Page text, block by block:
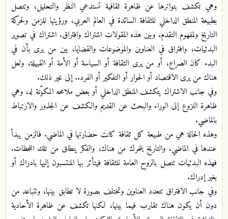
وهي تكشف بتواترها عن ظاهرة ثقافية تستدعي النظر والتحليل، وتتصل
بطبيعة المنطق الداخلي للثقافة السائدة في العالم العربي، ورؤيتها للزمن ولحركة
التاريخ ولمفهوم التقدم. وبين هذه المقولات اشتراك وافتراق. اشتراك في تصوير
البدئيات، وافتراق في العناوين والموضوعات والقضايا، بين من يرى بأن في
البدء كان الصراع، أو من يرى الثقافة أو السياسة أو الأمة أو القبيلة، ولعل
هناك من يرى الاقتصاد أو الحوار أو التفكير أو الفرد.. إلى غير ذلك.
وفي جانب الاشتراك يتكشف المنطق الداخلي أو بعض ملامحه المكوّنة له، وهي
ظاهرة النزوع إلى الوراء والبحث عن القديم والكشف عن الجذور والارتباط
بالماضي.
وهذه الحالة هي من طبيعة كل ثقافة كانت حضارتها في الماضي. فالزمن يبدأ
عندها في الماضي، والتاريخ يتحرك من هناك، والفكر ينطلق من تلك اللحظات.
فهذه البدئيات تتصل بالروح العامة للثقافة فيتأثر بها المنتسبون إليها بادراك أو
بغير إدراك.
وفي جانب الافتراق تتعدد العناوين وتختلف بصورة لا تطابق بينها، وتتباعد من
دون أن يكون هناك تقارب فيما بينها، لكنها تكشف عن ظاهرة الأحادية